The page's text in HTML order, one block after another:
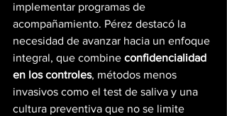
implementar programas de
acompañamiento. Pérez destacó la
necesidad de avanzar hacia un enfoque
integral, que combine confidencialidad
en los controles, métodos menos
invasivos como el test de saliva y una
cultura preventiva que no se limite